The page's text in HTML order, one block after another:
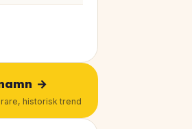
→
historisk trend